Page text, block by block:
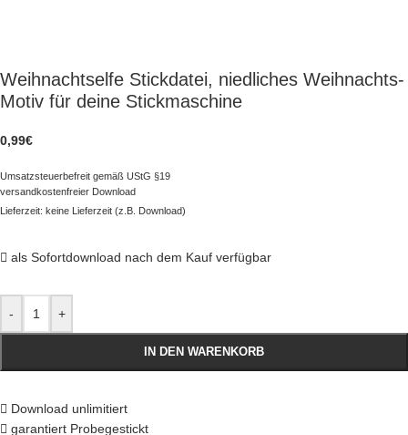
Weihnachtselfe Stickdatei, niedliches Weihnachts-
Motiv für deine Stickmaschine
0,99€
Umsatzsteuerbefreit gemäß UStG §19
versandkostenfreier Download
Lieferzeit: keine Lieferzeit (z.B. Download)
als Sofortdownload nach dem Kauf verfügbar
- +
IN DEN WARENKORB
Download unlimitiert
garantiert Probegestickt